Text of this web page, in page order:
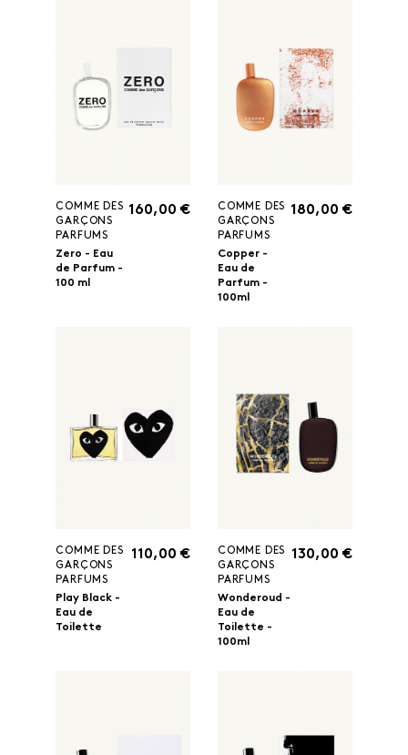
COMME DES
GARÇONS
PARFUMS
Zero - Eau
de Parfum -
100 ml
160,00 €
COMME DES
GARÇONS
PARFUMS
Copper -
Eau de
Parfum -
100ml
180,00 €
COMME DES
GARÇONS
PARFUMS
Play Black -
Eau de
Toilette
110,00 €
COMME DES
GARÇONS
PARFUMS
Wonderoud -
Eau de
Toilette -
100ml
130,00 €